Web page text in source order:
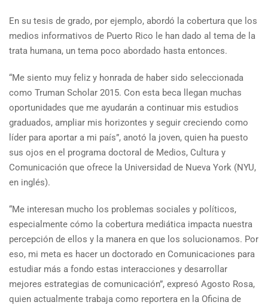
En su tesis de grado, por ejemplo, abordó la cobertura que los
medios informativos de Puerto Rico le han dado al tema de la
trata humana, un tema poco abordado hasta entonces.
“Me siento muy feliz y honrada de haber sido seleccionada
como Truman Scholar 2015. Con esta beca llegan muchas
oportunidades que me ayudarán a continuar mis estudios
graduados, ampliar mis horizontes y seguir creciendo como
líder para aportar a mi país”, anotó la joven, quien ha puesto
sus ojos en el programa doctoral de Medios, Cultura y
Comunicación que ofrece la Universidad de Nueva York (NYU,
en inglés).
“Me interesan mucho los problemas sociales y políticos,
especialmente cómo la cobertura mediática impacta nuestra
percepción de ellos y la manera en que los solucionamos. Por
eso, mi meta es hacer un doctorado en Comunicaciones para
estudiar más a fondo estas interacciones y desarrollar
mejores estrategias de comunicación”, expresó Agosto Rosa,
quien actualmente trabaja como reportera en la Oficina de